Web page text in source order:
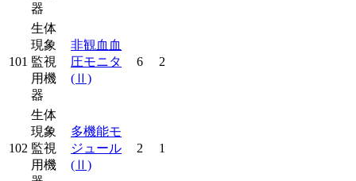
器
101
生体
現象
監視
用機
器
非観血血
圧モニタ
(Ⅱ)
6 2
102
生体
現象
監視
用機
多機能モ
ジュール
(Ⅱ)
2 1